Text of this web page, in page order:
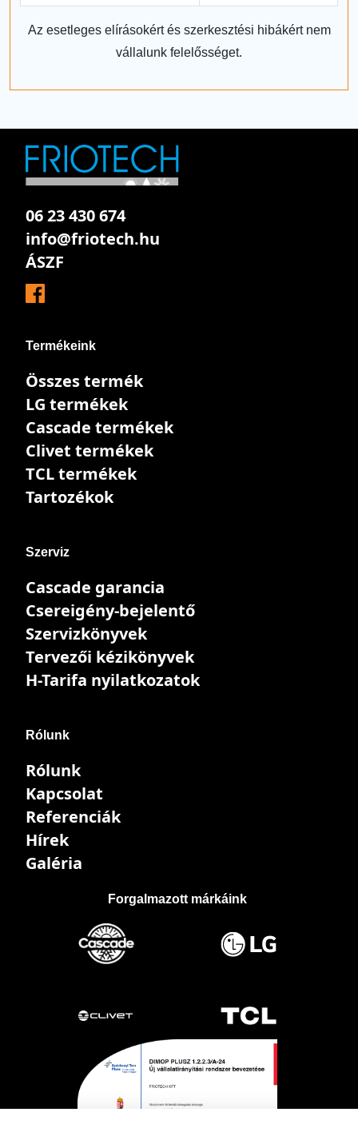
Az esetleges elírásokért és szerkesztési hibákért nem
vállalunk felelősséget.
06 23 430 674
info@friotech.hu
ÁSZF
Termékeink
Összes termék
LG termékek
Cascade termékek
Clivet termékek
TCL termékek
Tartozékok
Szerviz
Cascade garancia
Csereigény-bejelentő
Szervizkönyvek
Tervezői kézikönyvek
H-Tarifa nyilatkozatok
Rólunk
Rólunk
Kapcsolat
Referenciák
Hírek
Galéria
Forgalmazott márkáink